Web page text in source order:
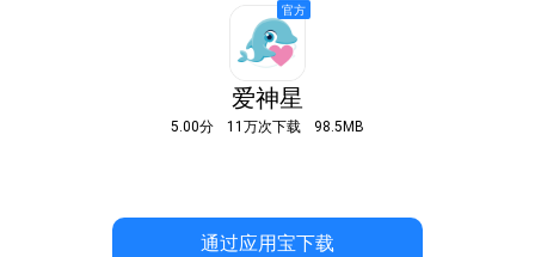
爱神星
5.00分 11万次下载 98.5MB
通过应用宝下载